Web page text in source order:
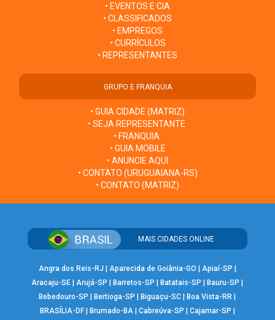
• EVENTOS E CIA
• CLASSIFICADOS
• EMPREGOS
• CURRÍCULOS
• REPRESENTANTES
GRUPO E FRANQUIA
• GUIA CIDADE (MATRIZ)
• SEJA REPRESENTANTE
• FRANQUIA
• GUIA MOBILE
• ANUNCIE AQUI
• CONTATO (URUGUAIANA-RS)
• CONTATO (MATRIZ)
MAIS CIDADES ONLINE
Angra dos Reis-RJ Aparecida de Goiânia-GO Apiaí-SP
Aracaju-SE |Arujá-SP Barretos-SP Batatais-SP Bauru-SP
Bebedouro-SP
Bertioga-SP Biguaçu-SC Boa Vista-RR
BRASÍLIA-DF| Brumado-BA| Cabreúva-SP Cajamar-SP